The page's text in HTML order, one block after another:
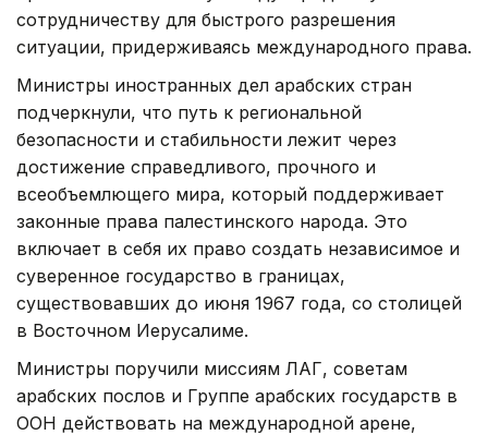
сотрудничеству для быстрого разрешения
ситуации, придерживаясь международного права.
Министры иностранных дел арабских стран
подчеркнули, что путь к региональной
безопасности и стабильности лежит через
достижение справедливого, прочного и
всеобъемлющего мира, который поддерживает
законные права палестинского народа. Это
включает в себя их право создать независимое и
суверенное государство в границах,
существовавших до июня 1967 года, со столицей
в Восточном Иерусалиме.
Министры поручили миссиям ЛАГ, советам
арабских послов и Группе арабских государств в
ООН действовать на международной арене,